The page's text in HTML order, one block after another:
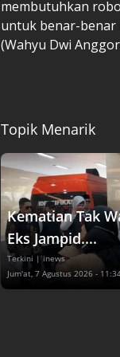
membutuhkan
untuk benar-benar
(Wahyu Dwi
Topik Menarik
Kematian Tak
Eks Jampid....
Terkini | inews
Jum'at, 7 Agustus 2026 -